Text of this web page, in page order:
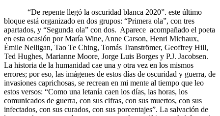
“De repente llegó la oscuridad blanca 2020”. este último
bloque está organizado en dos grupos: “Primera ola”, con tres
apartados, y “Segunda ola” con dos. Aparece acompañado el poeta
en esta ocasión por María Wine, Anne Carson, Henri Michaux,
Émile Nelligan, Tao Te Ching, Tomás Tranströmer, Geoffrey Hill,
Ted Hughes, Marianne Moore, Jorge Luis Borges y P.J. Jacobsen.
La historia de la humanidad cae una y otra vez en los mismos
errores; por eso, las imágenes de estos días de oscuridad y guerra, de
invasiones caprichosas, se recrean en mi mente al tiempo que leo
estos versos: “Como una letanía caen los días, las horas, los
comunicados de guerra, con sus cifras, con sus muertos, con sus
infectados, con sus curados, con sus porcentajes”. La salvación de